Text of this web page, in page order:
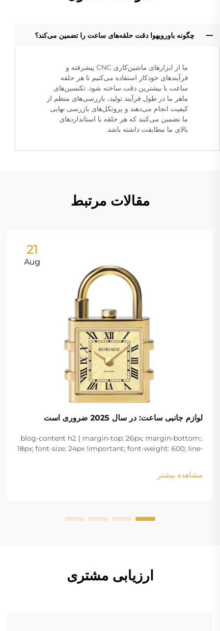
چگونه باورویهوا دقت حلقه‌های ساعت را تضمین می‌کند؟
ما از ابزارهای ماشین‌کاری CNC پیشرفته و
فرآیندهای خودکار استفاده می‌کنیم تا هر حلقه
ساعت با بیشترین دقت ساخته شود. تکنسین‌های
ماهر ما در طول فرآیند تولید، بازرسی‌های منظم از
کیفیت انجام می‌دهند و پروتکل‌های بازرسی نهایی
ما تضمین می‌کنند که هر حلقه با استانداردهای
بالای ما مطابقت داشته باشد.
مقالات مرتبط
21
Aug
لوازم جانبی ساعت: در سال 2025 ضروری است
.blog-content h2 { margin-top: 26px; margin-bottom:
18px; font-size: 24px !important; font-weight: 600; line-
margin-bottom: 18px; font-size: 20px !important; font-
w...
مشاهده بیشتر
ارزیابی مشتری